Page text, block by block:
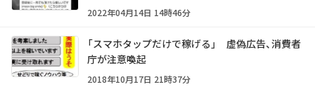
2022年04月14日 14時46分
「スマホタップだけで稼げる」 虚偽広告、消費者
庁が注意喚起
2018年10月17日 21時37分